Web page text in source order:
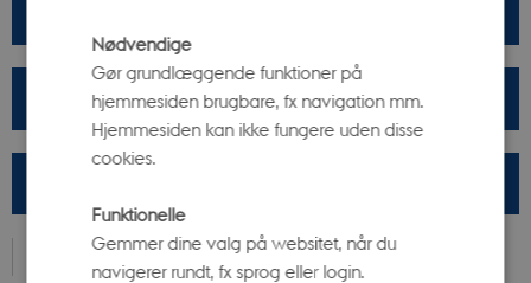
PLANLÆG BESØG
Ole Rømer Observatoriet
Nødvendige
Gør grundlæggende funktioner på
hjemmesiden brugbare, fx navigation mm.
Hjemmesiden kan ikke fungere uden disse
cookies.
Funktionelle
Gemmer dine valg på websitet, når du
navigerer rundt, fx sprog eller login.